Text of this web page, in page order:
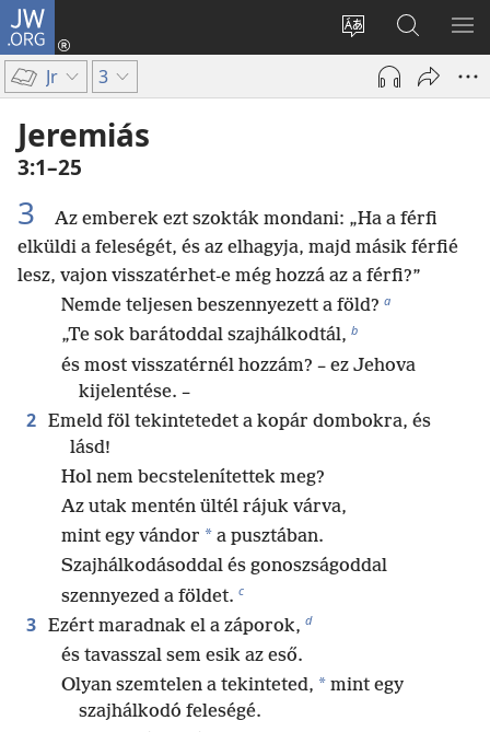
JW.ORG
Oldal
nyelvének
megváltoztatása
Bejelentkezés
(opens
window)
Keresés
a jw.org
honlapon
Jr 3
Jeremiás
3:1–25
3
Az emberek ezt szokták mondani: „Ha a férfi
elküldi a feleségét, és az elhagyja, majd másik férfié
lesz, vajon visszatérhet-e még hozzá az a férfi?”
Nemde teljesen beszennyezett a föld? a
„Te sok barátoddal szajhálkodtál, b
és most visszatérnél hozzám? – ez Jehova
kijelentése. –
2 Emeld föl tekintetedet a kopár dombokra, és
lásd!
Hol nem becstelenítettek meg?
Az utak mentén ültél rájuk várva,
mint egy vándor * a pusztában.
Szajhálkodásoddal és gonoszságoddal
szennyezed a földet. c
3 Ezért maradnak el a záporok, d
és tavasszal sem esik az eső.
Olyan szemtelen a tekinteted, * mint egy
szajhálkodó feleségé.